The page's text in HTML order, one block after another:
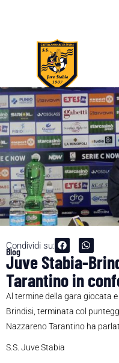
Condividi su:
Blog
Juve Stabia-
Tarantino in
Al termine della gara giocata
Brindisi, terminata col
Nazzareno Tarantino ha
S.S. Juve Stabia